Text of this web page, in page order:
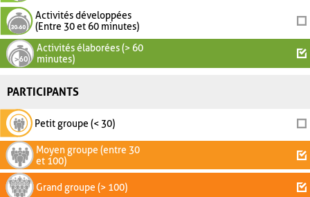
Activités développées
(Entre 30 et 60 minutes)
Activités élaborées (> 60
minutes)
PARTICIPANTS
Petit groupe (< 30)
Moyen groupe (entre 30
et 100)
Grand groupe (> 100)